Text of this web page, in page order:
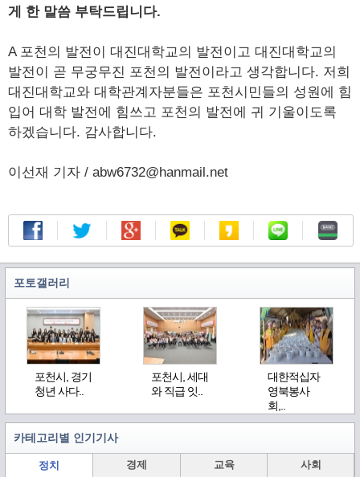
게 한 말씀 부탁드립니다.
A 포천의 발전이 대진대학교의 발전이고 대진대학교의
발전이 곧 무궁무진 포천의 발전이라고 생각합니다. 저희
대진대학교와 대학관계자분들은 포천시민들의 성원에 힘
입어 대학 발전에 힘쓰고 포천의 발전에 귀 기울이도록
하겠습니다. 감사합니다.
이선재 기자 / abw6732@hanmail.net
포토갤러리
포천시, 경기
청년 사다..
포천시, 세대
와 직급 잇..
대한적십자
영북봉사
회,..
카테고리별 인기기사
정치 경제 교육 사회